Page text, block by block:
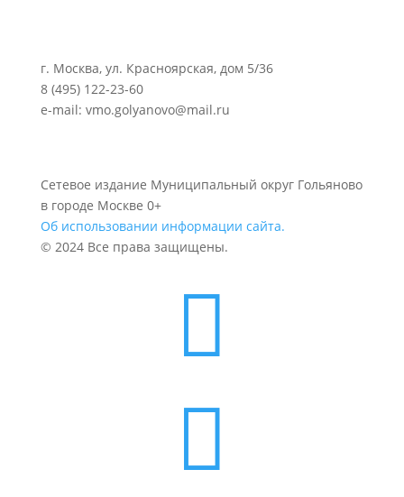
г. Москва, ул. Красноярская, дом 5/36
8 (495) 122-23-60
e-mail: vmo.golyanovo@mail.ru
Сетевое издание Муниципальный округ Гольяново
в городе Москве 0+
Об использовании информации сайта.
© 2024 Все права защищены.

